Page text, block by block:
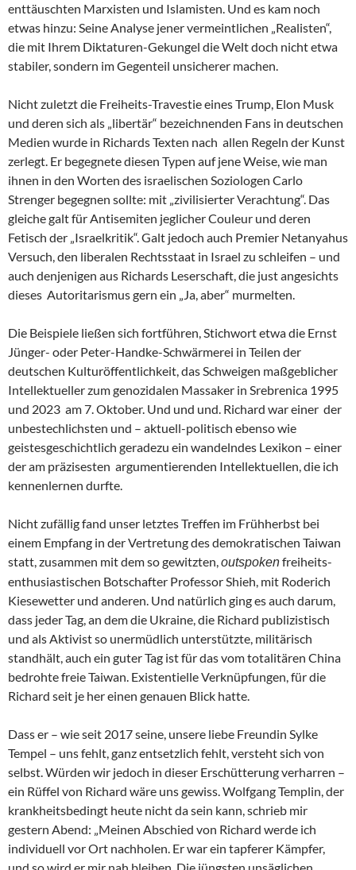
enttäuschten Marxisten und Islamisten. Und es kam noch
etwas hinzu: Seine Analyse jener vermeintlichen „Realisten“,
die mit Ihrem Diktaturen-Gekungel die Welt doch nicht etwa
stabiler, sondern im Gegenteil unsicherer machen.
Nicht zuletzt die Freiheits-Travestie eines Trump, Elon Musk
und deren sich als „libertär“ bezeichnenden Fans in deutschen
Medien wurde in Richards Texten nach allen Regeln der Kunst
zerlegt. Er begegnete diesen Typen auf jene Weise, wie man
ihnen in den Worten des israelischen Soziologen Carlo
Strenger begegnen sollte: mit „zivilisierter Verachtung“. Das
gleiche galt für Antisemiten jeglicher Couleur und deren
Fetisch der „Israelkritik“. Galt jedoch auch Premier Netanyahus
Versuch, den liberalen Rechtsstaat in Israel zu schleifen – und
auch denjenigen aus Richards Leserschaft, die just angesichts
dieses Autoritarismus gern ein „Ja, aber“ murmelten.
Die Beispiele ließen sich fortführen, Stichwort etwa die Ernst
Jünger- oder Peter-Handke-Schwärmerei in Teilen der
deutschen Kulturöffentlichkeit, das Schweigen maßgeblicher
Intellektueller zum genozidalen Massaker in Srebrenica 1995
und 2023 am 7. Oktober. Und und und. Richard war einer der
unbestechlichsten und – aktuell-politisch ebenso wie
geistesgeschichtlich geradezu ein wandelndes Lexikon – einer
der am präzisesten argumentierenden Intellektuellen, die ich
kennenlernen durfte.
Nicht zufällig fand unser letztes Treffen im Frühherbst bei
einem Empfang in der Vertretung des demokratischen Taiwan
statt, zusammen mit dem so gewitzten,outspokenfreiheits-
enthusiastischen Botschafter Professor Shieh, mit Roderich
Kiesewetter und anderen. Und natürlich ging es auch darum,
dass jeder Tag, an dem die Ukraine, die Richard publizistisch
und als Aktivist so unermüdlich unterstützte, militärisch
standhält, auch ein guter Tag ist für das vom totalitären China
bedrohte freie Taiwan. Existentielle Verknüpfungen, für die
Richard seit je her einen genauen Blick hatte.
Dass er – wie seit 2017 seine, unsere liebe Freundin Sylke
Tempel – uns fehlt, ganz entsetzlich fehlt, versteht sich von
selbst. Würden wir jedoch in dieser Erschütterung verharren –
ein Rüffel von Richard wäre uns gewiss. Wolfgang Templin, der
krankheitsbedingt heute nicht da sein kann, schrieb mir
gestern Abend: „Meinen Abschied von Richard werde ich
individuell vor Ort nachholen. Er war ein tapferer Kämpfer,